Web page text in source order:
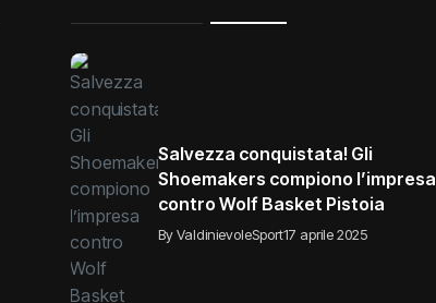
Salvezza conquistata! Gli
Shoemakers compiono l’impresa
contro Wolf Basket Pistoia
By ValdinievoleSport17 aprile 2025